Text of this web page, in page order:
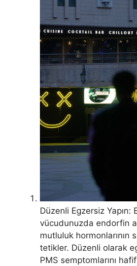
Düzenli Egzersiz Yapın:
vücudunuzda endorfin
mutluluk hormonlarının
tetikler. Düzenli olarak
PMS semptomlarını